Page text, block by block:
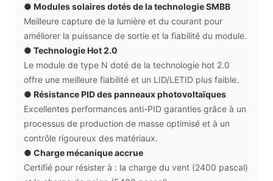
● Modules solaires dotés de la technologie SMBB
Meilleure capture de la lumière et du courant pour
améliorer la puissance de sortie et la fiabilité du module.
● Technologie Hot 2.0
Le module de type N doté de la technologie hot 2.0
offre une meilleure fiabilité et un LID/LETID plus faible.
● Résistance PID des panneaux photovoltaïques
Excellentes performances anti-PID garanties grâce à un
processus de production de masse optimisé et à un
contrôle rigoureux des matériaux.
● Charge mécanique accrue
Certifié pour résister à : la charge du vent (2400 pascal)